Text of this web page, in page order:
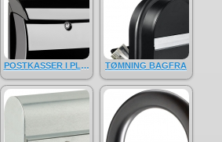
POSTKASSER I PLASTIK TØMNING BAGFRA